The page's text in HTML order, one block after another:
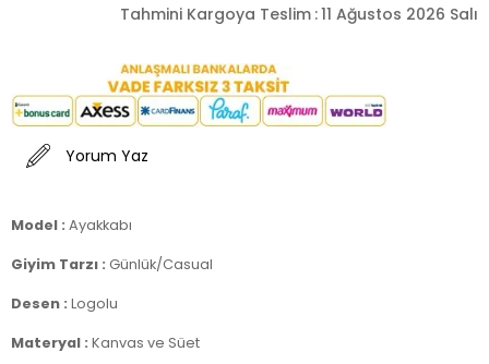
Tahmini Kargoya Teslim :11 Ağustos 2026 Salı
Yorum Yaz
Model : Ayakkabı
Giyim Tarzı : Günlük/Casual
Desen : Logolu
Materyal : Kanvas ve Süet